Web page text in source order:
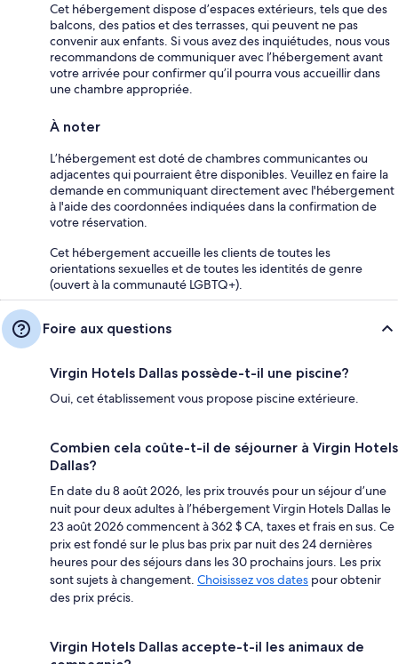
Cet hébergement dispose d’espaces extérieurs, tels que des
balcons, des patios et des terrasses, qui peuvent ne pas
convenir aux enfants. Si vous avez des inquiétudes, nous vous
recommandons de communiquer avec l’hébergement avant
votre arrivée pour confirmer qu’il pourra vous accueillir dans
une chambre appropriée.
À noter
L’hébergement est doté de chambres communicantes ou
adjacentes qui pourraient être disponibles. Veuillez en faire la
demande en communiquant directement avec l'hébergement
à l'aide des coordonnées indiquées dans la confirmation de
votre réservation.
Cet hébergement accueille les clients de toutes les
orientations sexuelles et de toutes les identités de genre
(ouvert à la communauté LGBTQ+).
Foire aux questions
Virgin Hotels Dallas possède-t-il une piscine?
Oui, cet établissement vous propose piscine extérieure.
Combien cela coûte-t-il de séjourner à Virgin Hotels
Dallas?
En date du 8 août 2026, les prix trouvés pour un séjour d’une
nuit pour deux adultes à l’hébergement Virgin Hotels Dallas le
23 août 2026 commencent à 362 $ CA, taxes et frais en sus. Ce
prix est fondé sur le plus bas prix par nuit des 24 dernières
heures pour des séjours dans les 30 prochains jours. Les prix
sont sujets à changement. Choisissez vos dates pour obtenir
des prix précis.
Virgin Hotels Dallas accepte-t-il les animaux de